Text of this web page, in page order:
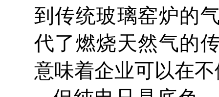
到传统玻璃窑炉的
代了燃烧天然气的
意味着企业可以在